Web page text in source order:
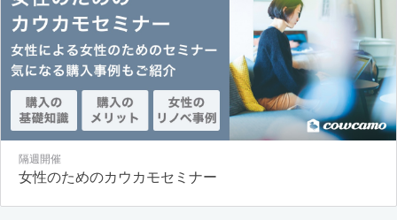
隔週開催
女性のためのカウカモセミナー